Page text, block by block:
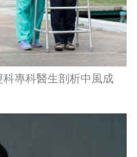
專科醫生剖析中風成